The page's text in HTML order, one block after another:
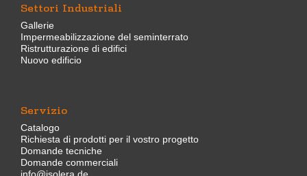
Settori Industriali
Gallerie
Impermeabilizzazione del seminterrato
Ristrutturazione di edifici
Nuovo edificio
Servizio
Catalogo
Richiesta di prodotti per il vostro progetto
Domande tecniche
Domande commerciali